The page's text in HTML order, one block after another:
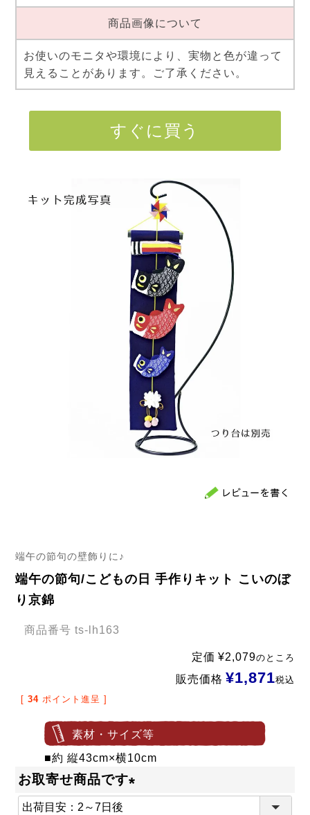
商品画像について
お使いのモニタや環境により、実物と色が違って
見えることがあります。ご了承ください。
すぐに買う
端午の節句の壁飾りに♪
端午の節句/こどもの日 手作りキット こいのぼ
り京錦
商品番号 ts-lh163
定価 ¥2,079のところ
販売価格 ¥1,871税込
[ 34 ポイント進呈 ]
素材・サイズ等
■約 縦43cm×横10cm
お取寄せ商品です